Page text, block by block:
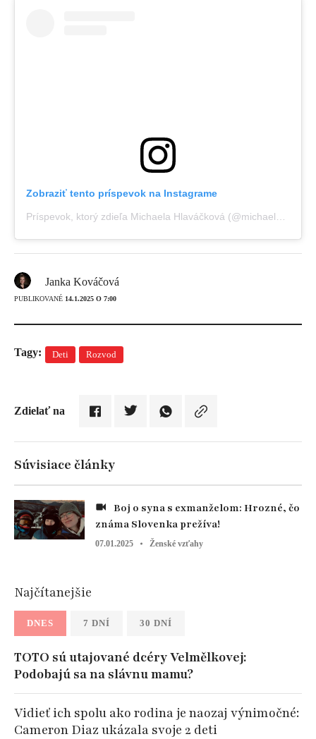
Zobraziť tento príspevok na Instagrame
Janka Kováčová
PUBLIKOVANÉ 14.1.2025 O 7:00
Tagy: Deti Rozvod
Zdielať na
Súvisiace články
známa Slovenka prežíva!
07.01.2025 Ženské vzťahy
Najčítanejšie
DNES 7 DNÍ 30 DNÍ
TOTO sú utajované dcéry Velmělkovej:
Podobajú sa na slávnu mamu?
Vidieť ich spolu ako rodina je naozaj výnimočné:
Cameron Diaz ukázala svoje 2 deti